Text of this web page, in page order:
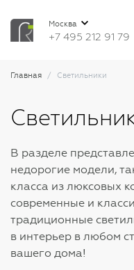
Москва
+7 495 212 91 79
Главная Светильники
В разделе
недорогие модели,
класса из люксовых
современные и
традиционные
в интерьер в любом
вашего дома!